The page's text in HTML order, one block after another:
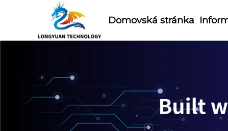
Domovská stránka